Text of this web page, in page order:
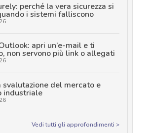
perché la vera sicurezza si
i sistemi falliscono
apri un’e-mail e ti
non servono più link o allegati
svalutazione del mercato e
industriale
Vedi tutti gli approfondimenti >